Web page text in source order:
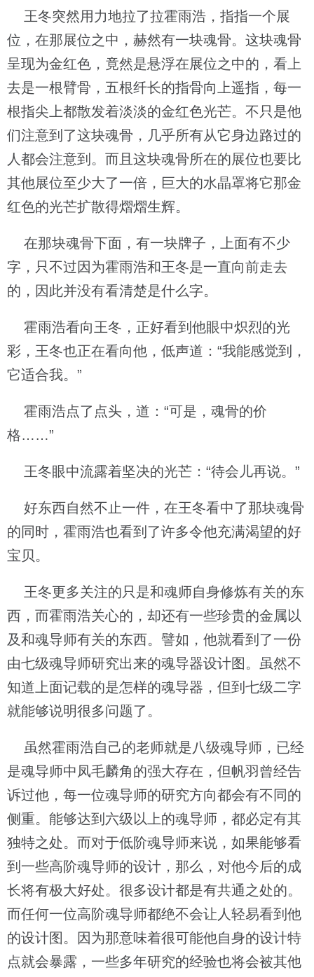
王冬突然用力地拉了拉霍雨浩，指指一个展
位，在那展位之中，赫然有一块魂骨。这块魂骨
呈现为金红色，竟然是悬浮在展位之中的，看上
去是一根臂骨，五根纤长的指骨向上遥指，每一
根指尖上都散发着淡淡的金红色光芒。不只是他
们注意到了这块魂骨，几乎所有从它身边路过的
人都会注意到。而且这块魂骨所在的展位也要比
其他展位至少大了一倍，巨大的水晶罩将它那金
红色的光芒扩散得熠熠生辉。
在那块魂骨下面，有一块牌子，上面有不少
字，只不过因为霍雨浩和王冬是一直向前走去
的，因此并没有看清楚是什么字。
霍雨浩看向王冬，正好看到他眼中炽烈的光
彩，王冬也正在看向他，低声道：“我能感觉到，
它适合我。”
霍雨浩点了点头，道：“可是，魂骨的价
格……”
王冬眼中流露着坚决的光芒：“待会儿再说。”
好东西自然不止一件，在王冬看中了那块魂骨
的同时，霍雨浩也看到了许多令他充满渴望的好
宝贝。
王冬更多关注的只是和魂师自身修炼有关的东
西，而霍雨浩关心的，却还有一些珍贵的金属以
及和魂导师有关的东西。譬如，他就看到了一份
由七级魂导师研究出来的魂导器设计图。虽然不
知道上面记载的是怎样的魂导器，但到七级二字
就能够说明很多问题了。
虽然霍雨浩自己的老师就是八级魂导师，已经
是魂导师中凤毛麟角的强大存在，但帆羽曾经告
诉过他，每一位魂导师的研究方向都会有不同的
侧重。能够达到六级以上的魂导师，都必定有其
独特之处。而对于低阶魂导师来说，如果能够看
到一些高阶魂导师的设计，那么，对他今后的成
长将有极大好处。很多设计都是有共通之处的。
而任何一位高阶魂导师都绝不会让人轻易看到他
的设计图。因为那意味着很可能他自身的设计特
点就会暴露，一些多年研究的经验也将会被其他